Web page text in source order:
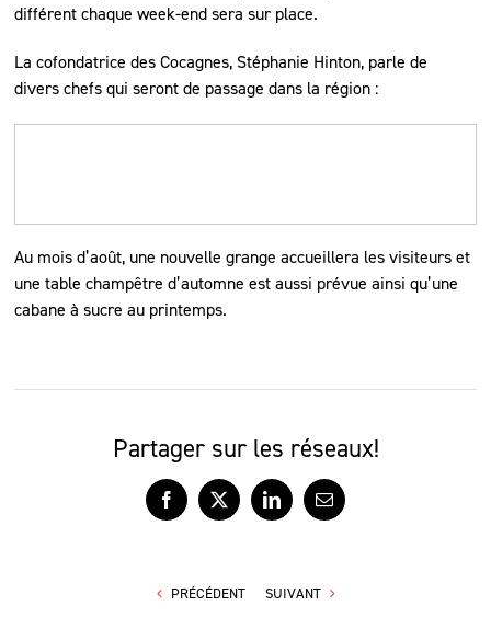
différent chaque week-end sera sur place.
La cofondatrice des Cocagnes, Stéphanie Hinton, parle de
divers chefs qui seront de passage dans la région :
Au mois d’août, une nouvelle grange accueillera les visiteurs et
une table champêtre d’automne est aussi prévue ainsi qu’une
cabane à sucre au printemps.
Partager sur les réseaux!
Facebook
X LinkedInCourriel
PRÉCÉDENT SUIVANT